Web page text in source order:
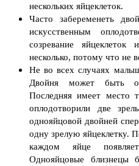
нескольких яйцеклеток.
Часто забеременеть
искусственным
созревание
несколько, потому что не
Не во всех случаях
Двойня может быть
Последняя имеет место
оплодотворили две
однояйцовой двойней
одну зрелую яйцеклетку.
каждом яйце
Однояйцовые близнецы